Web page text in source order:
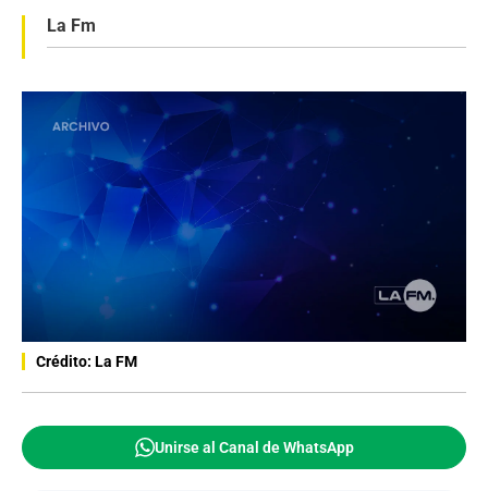
La Fm
Crédito: La FM
Unirse al Canal de WhatsApp